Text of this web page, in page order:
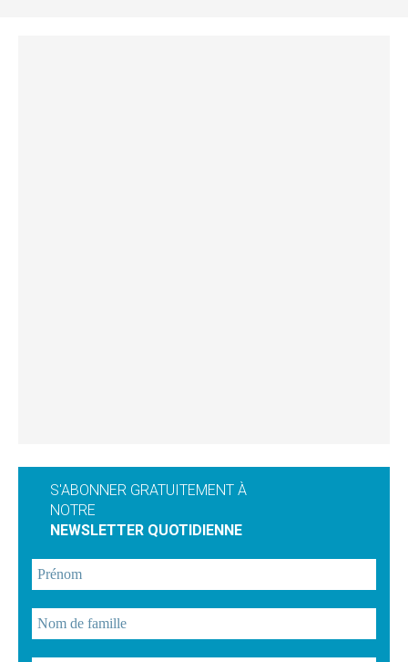
S'ABONNER GRATUITEMENT À
NOTRE
NEWSLETTER QUOTIDIENNE